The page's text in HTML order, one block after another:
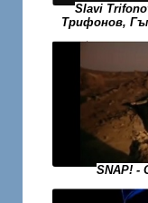
Slavi
Трифонов,
SNAP! -